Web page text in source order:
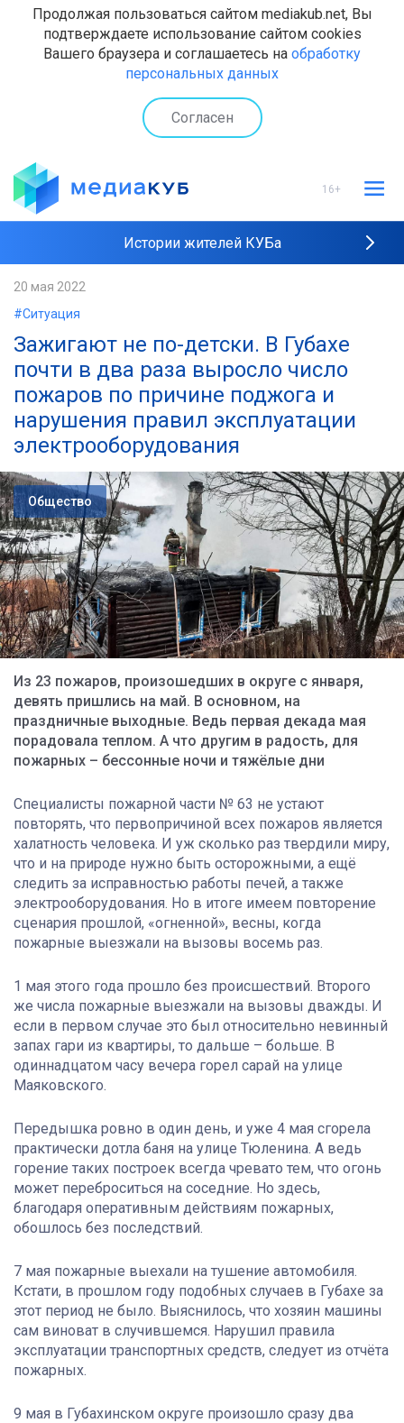
Продолжая пользоваться сайтом mediakub.net, Вы
подтверждаете использование сайтом cookies
Вашего браузера и соглашаетесь на обработку
персональных данных
Согласен
16+
Истории жителей КУБа
20 мая 2022
#Ситуация
Зажигают не по-детски. В Губахе
почти в два раза выросло число
пожаров по причине поджога и
нарушения правил эксплуатации
электрооборудования
Общество
Из 23 пожаров, произошедших в округе с января,
девять пришлись на май. В основном, на
праздничные выходные. Ведь первая декада мая
порадовала теплом. А что другим в радость, для
пожарных – бессонные ночи и тяжёлые дни
Специалисты пожарной части № 63 не устают
повторять, что первопричиной всех пожаров является
халатность человека. И уж сколько раз твердили миру,
что и на природе нужно быть осторожными, а ещё
следить за исправностью работы печей, а также
электрооборудования. Но в итоге имеем повторение
сценария прошлой, «огненной», весны, когда
пожарные выезжали на вызовы восемь раз.
1 мая этого года прошло без происшествий. Второго
же числа пожарные выезжали на вызовы дважды. И
если в первом случае это был относительно невинный
запах гари из квартиры, то дальше – больше. В
одиннадцатом часу вечера горел сарай на улице
Маяковского.
Передышка ровно в один день, и уже 4 мая сгорела
практически дотла баня на улице Тюленина. А ведь
горение таких построек всегда чревато тем, что огонь
может переброситься на соседние. Но здесь,
благодаря оперативным действиям пожарных,
обошлось без последствий.
7 мая пожарные выехали на тушение автомобиля.
Кстати, в прошлом году подобных случаев в Губахе за
этот период не было. Выяснилось, что хозяин машины
сам виноват в случившемся. Нарушил правила
эксплуатации транспортных средств, следует из отчёта
пожарных.
9 мая в Губахинском округе произошло сразу два